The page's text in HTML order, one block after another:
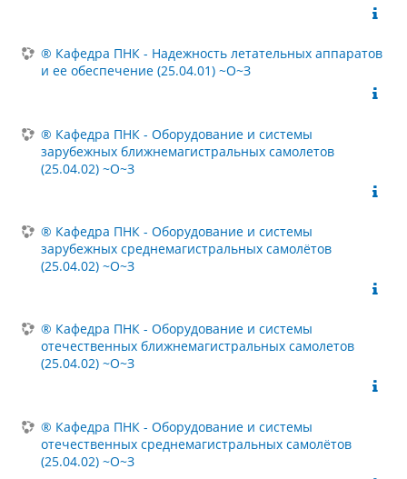
® Кафедра ПНК - Надежность летательных аппаратов
и ее обеспечение (25.04.01) ~О~З
® Кафедра ПНК - Оборудование и системы
зарубежных ближнемагистральных самолетов
(25.04.02) ~О~З
® Кафедра ПНК - Оборудование и системы
зарубежных среднемагистральных самолётов
(25.04.02) ~О~З
® Кафедра ПНК - Оборудование и системы
отечественных ближнемагистральных самолетов
(25.04.02) ~О~З
® Кафедра ПНК - Оборудование и системы
отечественных среднемагистральных самолётов
(25.04.02) ~О~З